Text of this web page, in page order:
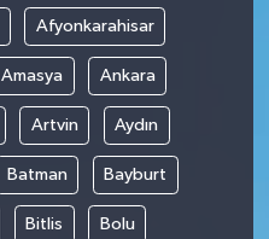
Afyonkarahisar
Amasya Ankara
Artvin Aydın
Batman Bayburt
Bitlis Bolu